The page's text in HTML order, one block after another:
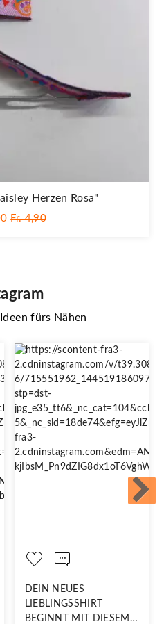
Herzen Rosa"
Fr. 4,90
fürs Nähen
DEIN NEUES
LIEBLINGSSHIRT
BEGINNT MIT DIESEM